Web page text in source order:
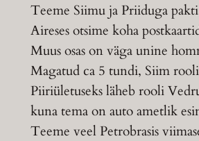
Teeme Siimu ja Priiduga
Aireses otsime koha
Muus osas on väga unine
Magatud ca 5 tundi, Siim
Piiriületuseks läheb rooli
kuna tema on auto ametlik
Teeme veel Petrobrasis